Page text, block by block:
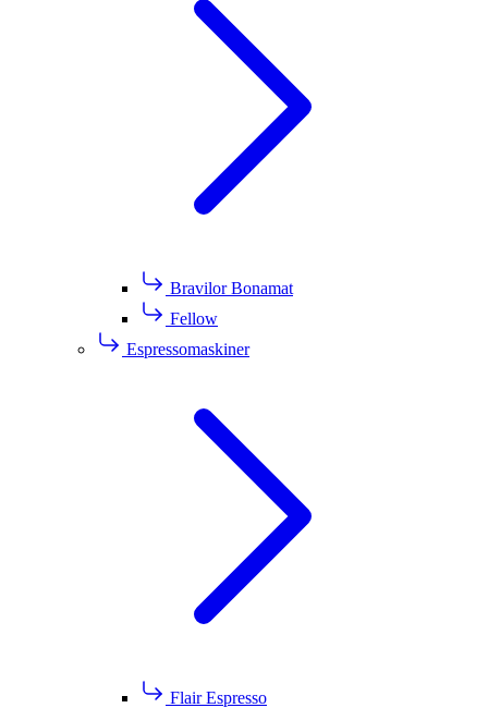
Bravilor Bonamat
Fellow
Espressomaskiner
Flair Espresso